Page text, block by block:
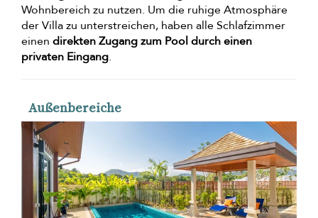
Wohnbereich zu nutzen. Um die ruhige Atmosphäre
der Villa zu unterstreichen, haben alle Schlafzimmer
einen direkten Zugang zum Pool durch einen
privaten Eingang.
Außenbereiche